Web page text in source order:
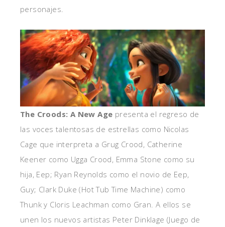
personajes.
The Croods: A New Age presenta el regreso de
las voces talentosas de estrellas como Nicolas
Cage que interpreta a Grug Crood, Catherine
Keener como Ugga Crood, Emma Stone como su
hija, Eep; Ryan Reynolds como el novio de Eep,
Guy; Clark Duke (Hot Tub Time Machine) como
Thunk y Cloris Leachman como Gran. A ellos se
unen los nuevos artistas Peter Dinklage (Juego de